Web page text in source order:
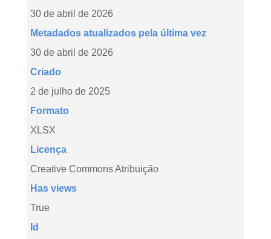
30 de abril de 2026
Metadados atualizados pela última vez
30 de abril de 2026
Criado
2 de julho de 2025
Formato
XLSX
Licença
Creative Commons Atribuição
Has views
True
Id